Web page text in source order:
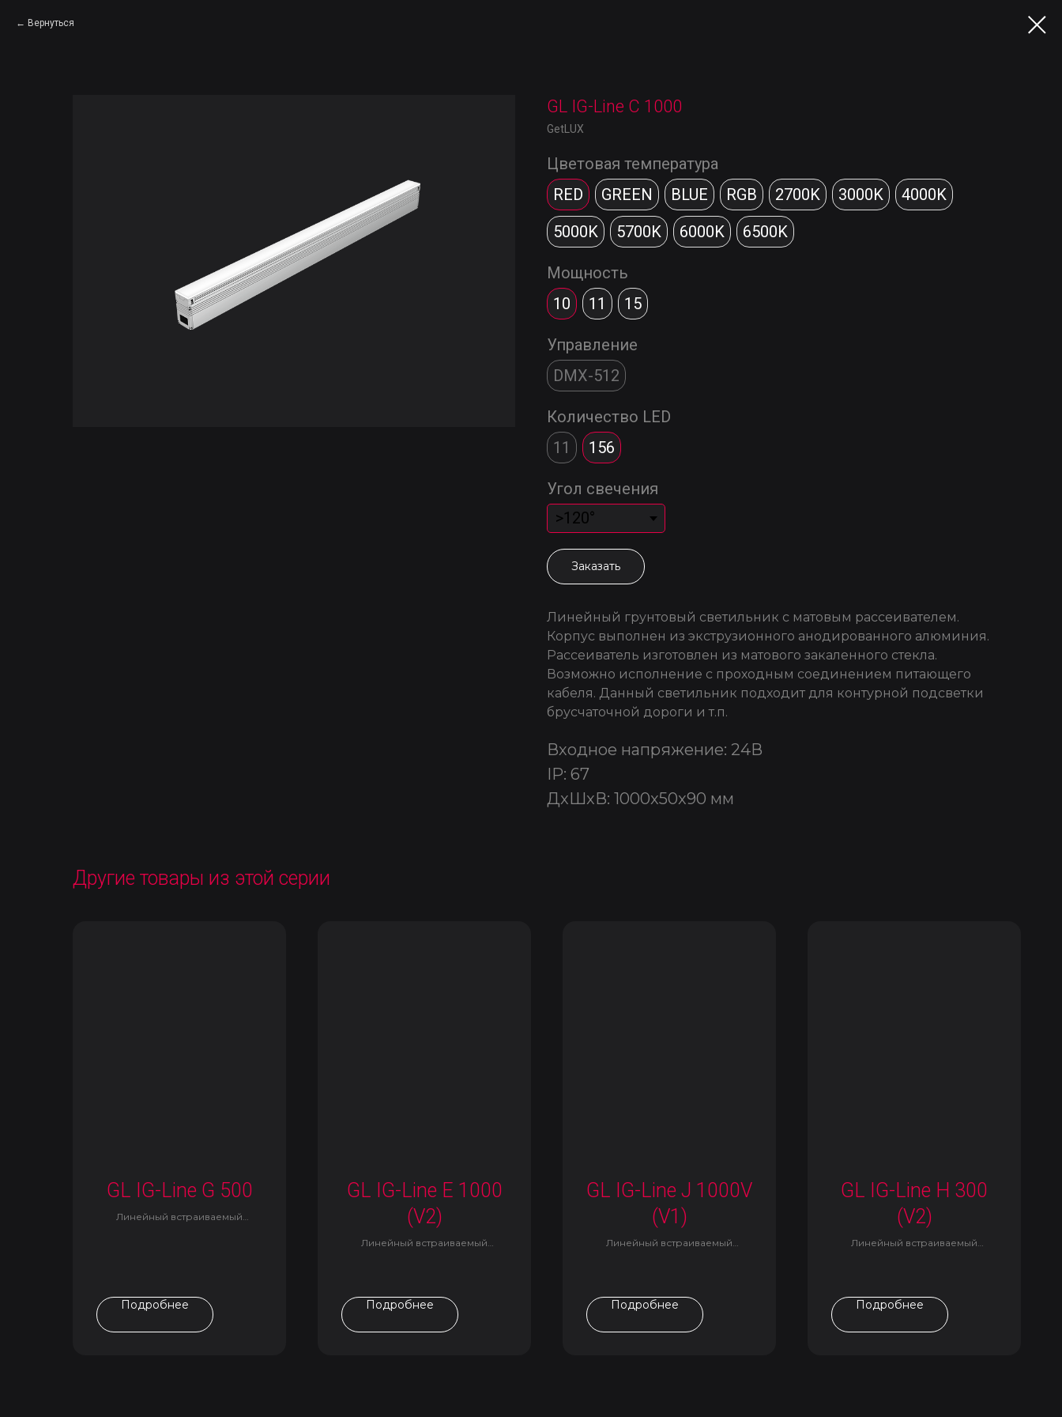
Вернуться
GL IG-Line C 1000
GetLUX
Цветовая температура
RED
GREEN BLUE RGB 2700K 3000K
4000K
5000K
5700K 6000K 6500K
Мощность
10
11 15
Управление
DMX-512
Количество LED
11
156
Угол свечения
Заказать
Линейный грунтовый светильник с матовым рассеивателем.
Корпус выполнен из экструзионного анодированного алюминия.
Рассеиватель изготовлен из матового закаленного стекла.
Возможно исполнение с проходным соединением питающего
кабеля. Данный светильник подходит для контурной подсветки
брусчаточной дороги и т.п.
Входное напряжение: 24В
IP: 67
ДxШxВ: 1000x50x90 мм
Другие товары из этой серии
GL IG-Line G 500
Линейный встраиваемый
Подробнее
GL IG-Line E 1000
(V2)
Линейный встраиваемый
Подробнее
GL IG-Line J 1000V
(V1)
Линейный встраиваемый
Подробнее
GL IG-Line H 300
(V2)
Линейный встраиваемый
Подробнее